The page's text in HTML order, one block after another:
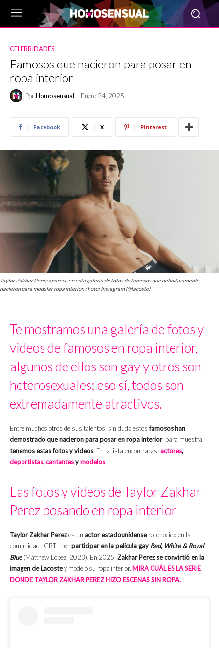
CELEBRIDADES
Famosos que nacieron para posar en
ropa interior
PorHomosensual Enero 24, 2025
Facebook X Pinterest
Taylor Zakhar Perez aparece en esta galería de fotos de famosos que definitivamente
nacieron para modelar ropa interior. / Foto: Instagram (@lacoste)
Te mostramos una galería de fotos y
videos de famosos en ropa interior,
algunos de ellos son gay y otros son
heterosexuales; eso sí, todos son
extremadamente atractivos.
Entre muchos otros de sus talentos, sin duda estosfamosos han
demostrado que nacieron para posar en ropa interior, para muestra
tenemos estas fotos y videos. En la lista encontrarás, actores,
deportistas,cantantesymodelos.
Las fotos y videos de Taylor Zakhar
Perez posando en ropa interior
Taylor Zakhar Perezes un actor estadounidensereconocido en la
comunidad LGBT+ porparticipar en la película gay Red, White & Royal
Blue (Matthew Lopez, 2023). En 2025, Zakhar Perez se convirtió en la
imagen de Lacostey modeló su ropa interior. MIRA CUÁL ES LA SERIE
DONDE TAYLOR ZAKHAR PEREZ HIZO ESCENAS SIN ROPA.